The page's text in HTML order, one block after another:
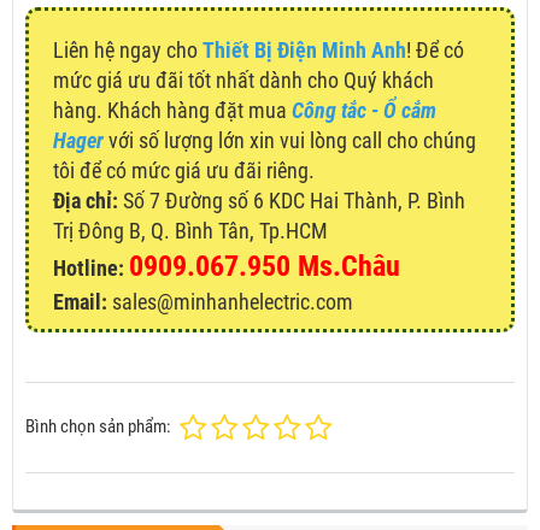
Liên hệ ngay choThiết Bị Điện Minh Anh! Để có
mức giá ưu đãi tốt nhất dành cho Quý khách
hàng. Khách hàng đặt mua Công tắc - Ổ cắm
Hagervới số lượng lớn xin vui lòng call cho chúng
tôi để có mức giá ưu đãi riêng.
Địa chỉ: Số 7 Đường số 6 KDC Hai Thành, P. Bình
Trị Đông B, Q. Bình Tân, Tp.HCM
Hotline: 0909.067.950 Ms.Châu
Email: sales@minhanhelectric.com
Bình chọn sản phẩm: